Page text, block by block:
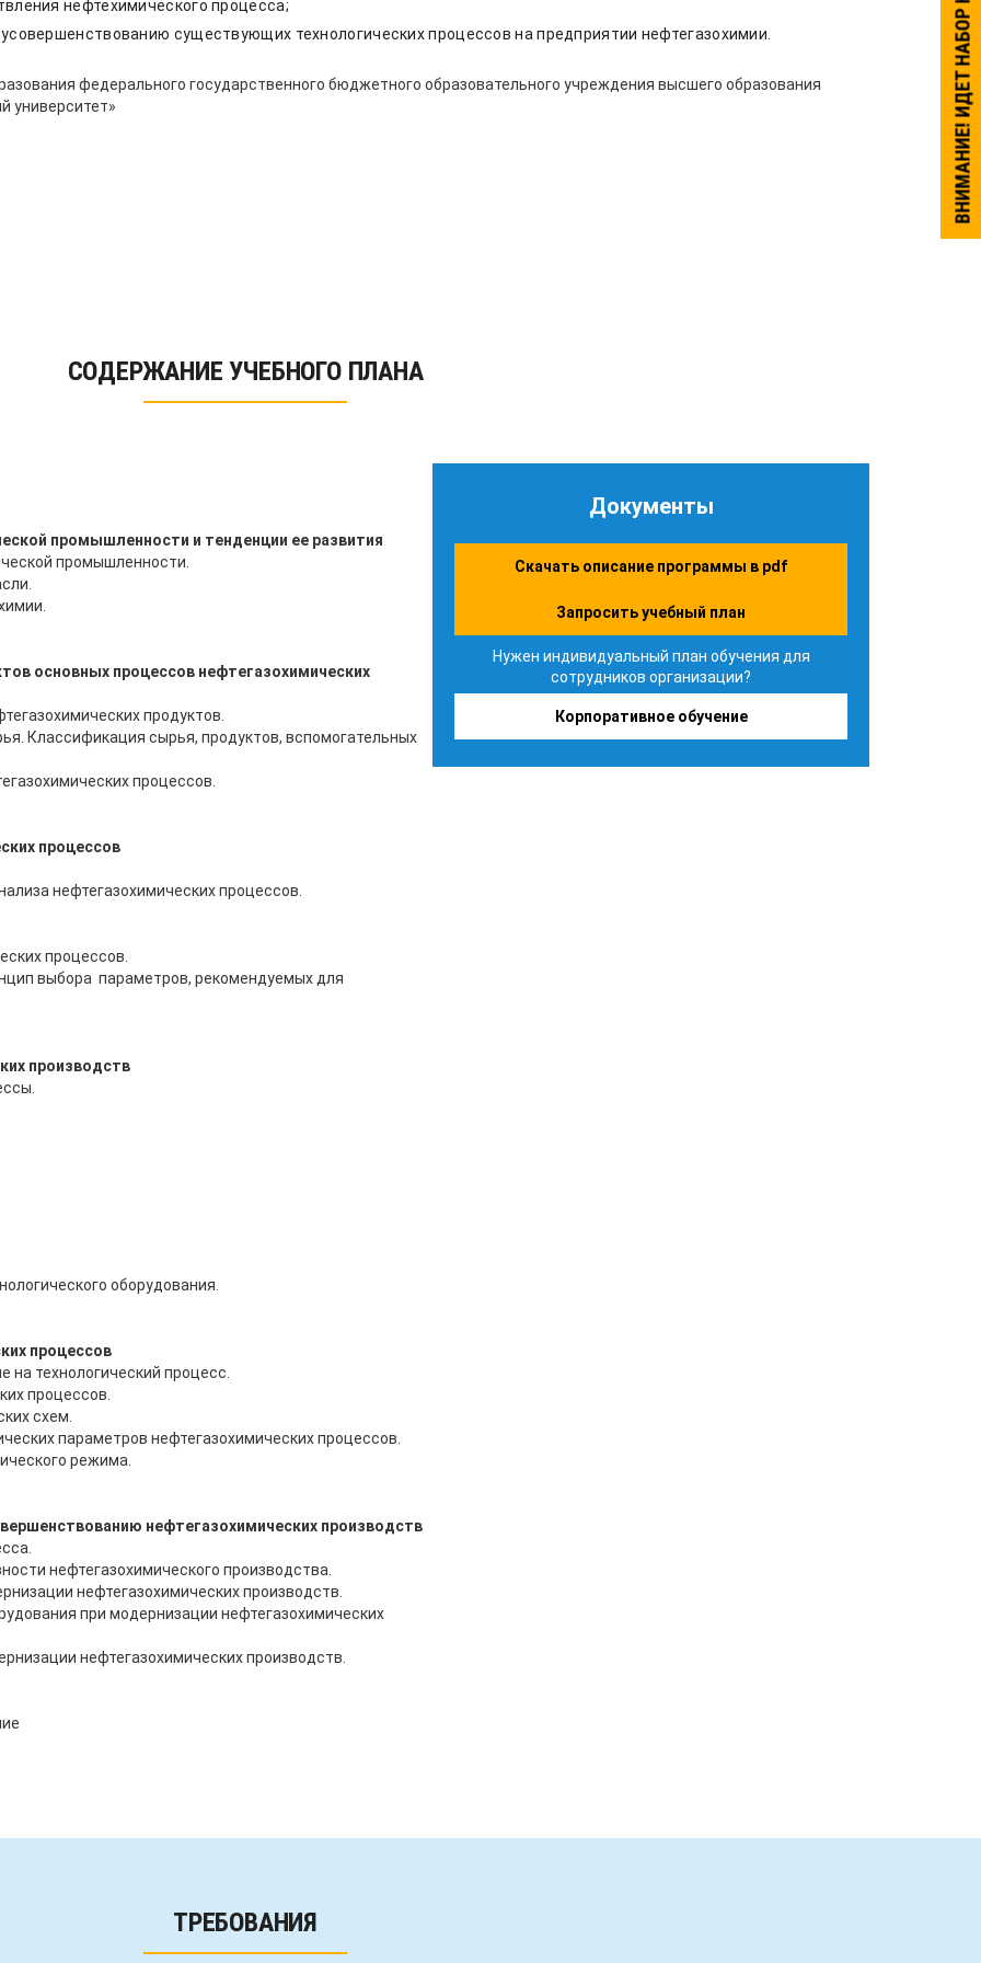
нефтехимического процесса;
существующих технологических процессов на предприятии нефтегазохимии.
федерального государственного бюджетного образовательного учреждения высшего образования
университет»
СОДЕРЖАНИЕ УЧЕБНОГО ПЛАНА
промышленности и тенденции ее развития
промышленности.
основных процессов нефтегазохимических
продуктов.
Классификация сырья, продуктов, вспомогательных
процессов.
процессов
нефтегазохимических процессов.
процессов.
выбора параметров, рекомендуемых для
производств
оборудования.
процессов
на технологический процесс.
процессов.
схем.
параметров нефтегазохимических процессов.
режима.
нефтегазохимических производств
нефтегазохимического производства.
нефтегазохимических производств.
при модернизации нефтегазохимических
нефтегазохимических производств.
Документы
Скачать описание программы в pdf
Запросить учебный план
Нужен индивидуальный план обучения для
сотрудников организации?
Корпоративное обучение
ТРЕБОВАНИЯ